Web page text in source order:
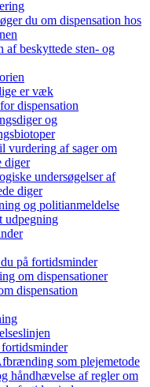
du om dispensation hos
af beskyttede sten- og
er væk
dispensation
og
vurdering af sager om
diger
undersøgelser af
diger
og politianmeldelse
udpegning
på fortidsminder
om dispensationer
dispensation
som plejemetode
håndhævelse af regler om